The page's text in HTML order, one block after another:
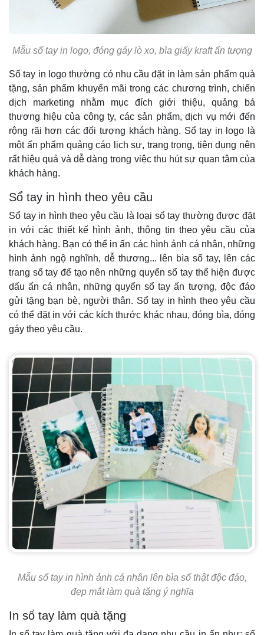
Mẫu sổ tay in logo, đóng gáy lò xo, bìa giấy kraft ấn tượng
Sổ tay in logo thường có nhu cầu đặt in làm sản phẩm quà
tặng, sản phẩm khuyến mãi trong các chương trình, chiến
dịch marketing nhằm mục đích giới thiệu, quảng bá
thương hiệu của công ty, các sản phẩm, dịch vụ mới đến
rộng rãi hơn các đối tượng khách hàng. Sổ tay in logo là
một ấn phẩm quảng cáo lịch sự, trang trọng, tiện dụng nên
rất hiệu quả và dễ dàng trong việc thu hút sự quan tâm của
khách hàng.
Sổ tay in hình theo yêu cầu
Sổ tay in hình theo yêu cầu là loại sổ tay thường được đặt
in với các thiết kế hình ảnh, thông tin theo yêu cầu của
khách hàng. Bạn có thể in ấn các hình ảnh cá nhân, những
hình ảnh ngộ nghĩnh, dễ thương... lên bìa sổ tay, lên các
trang sổ tay để tạo nên những quyển sổ tay thể hiện được
dấu ấn cá nhân, những quyển sổ tay ấn tượng, độc đáo
gửi tặng bạn bè, người thân. Sổ tay in hình theo yêu cầu
có thể đặt in với các kích thước khác nhau, đóng bìa, đóng
gáy theo yêu cầu.
Mẫu sổ tay in hình ảnh cá nhân lên bìa sổ thật độc đáo,
đẹp mắt làm quà tặng ý nghĩa
In sổ tay làm quà tặng